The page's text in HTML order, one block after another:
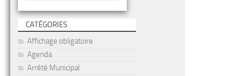
CATÉGORIES
Affichage obligatoire
Agenda
Arrêté Municipal